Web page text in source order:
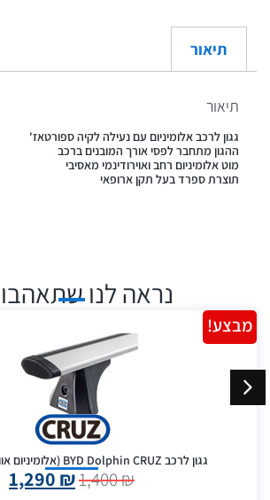
תיאור
תיאור
גגון לרכב אלומיניום עם נעילה לקיה ספורטאז'
ההגון מתחבר לפסי אורך המובנים ברכב
מוט אלומיניום רחב ואוירודינמי מאסיבי
תוצרת ספרד בעל תקן ארופאי
נראה לנו
גגון לרכב BYD Dolphin CRUZ (אלומיניום אווירודינמי רחב)
1,400₪
1,290 ₪
מבצע!